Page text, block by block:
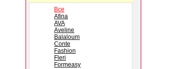
Все
Afina
AVA
Aveline
Balaloum
Conte
Fashion
Fleri
Formeasy